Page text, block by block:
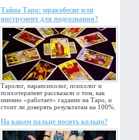
Тайна Таро: мракобесие или
инструмент для подсознания?
Таролог, парапсихолог, психолог и
психотерапевт рассказали о том, как
именно «работает» гадание на Таро, и
стоит ли доверять результатам на 100%.
На каком пальце носить кольцо?